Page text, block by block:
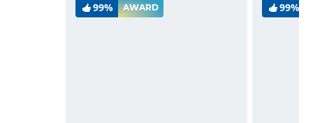
99% AWARD 99%